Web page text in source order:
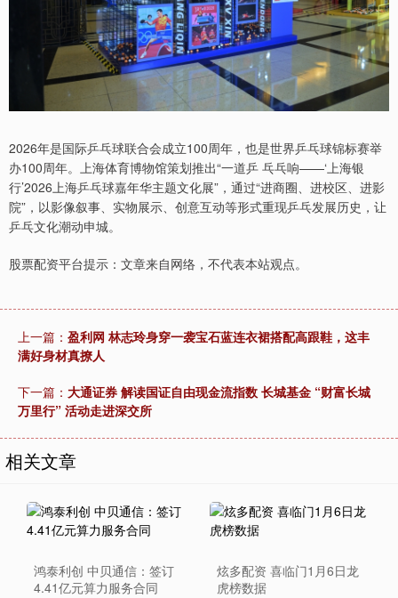
2026年是国际乒乓球联合会成立100周年，也是世界乒乓球锦标赛举
办100周年。上海体育博物馆策划推出“一道乒 乓乓响——‘上海银
行’2026上海乒乓球嘉年华主题文化展”，通过“进商圈、进校区、进影
院”，以影像叙事、实物展示、创意互动等形式重现乒乓发展历史，让
乒乓文化潮动申城。
股票配资平台提示：文章来自网络，不代表本站观点。
上一篇： 盈利网 林志玲身穿一袭宝石蓝连衣裙搭配高跟鞋，这丰
满好身材真撩人
下一篇： 大通证券 解读国证自由现金流指数 长城基金 “财富长城
万里行” 活动走进深交所
相关文章
鸿泰利创 中贝通信：签订
4.41亿元算力服务合同
炫多配资 喜临门1月6日龙
虎榜数据